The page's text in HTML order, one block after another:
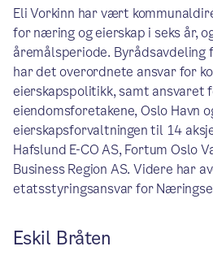
Eli Vorkinn har vært
for næring og eierskap i seks år,
åremålsperiode. Byrådsavdeling
har det overordnete ansvar for
eierskapspolitikk, samt ansvaret
eiendomsforetakene, Oslo Havn
eierskapsforvaltningen til 14
Hafslund E-CO AS, Fortum Oslo
Business Region AS. Videre har
etatsstyringsansvar for
Eskil Bråten